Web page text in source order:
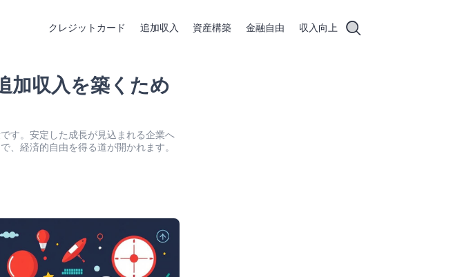
クレジットカード 追加収入 資産構築 金融自由 収入向上
加収入を築くため
す。安定した成長が見込まれる企業へ
、経済的自由を得る道が開かれます。